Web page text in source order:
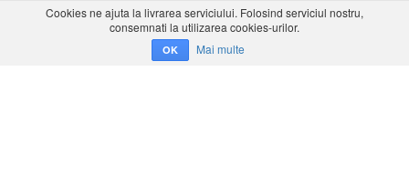
Cookies ne ajuta la livrarea serviciului. Folosind serviciul nostru,
consemnati la utilizarea cookies-urilor.
OK Mai multe